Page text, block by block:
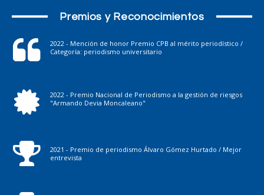
Premios y Reconocimientos
2022 - Mención de honor Premio CPB al mérito periodístico /
Categoría: periodismo universitario
2022 - Premio Nacional de Periodismo a la gestión de riesgos
"Armando Devia Moncaleano"
2021 - Premio de periodismo Álvaro Gómez Hurtado / Mejor
entrevista